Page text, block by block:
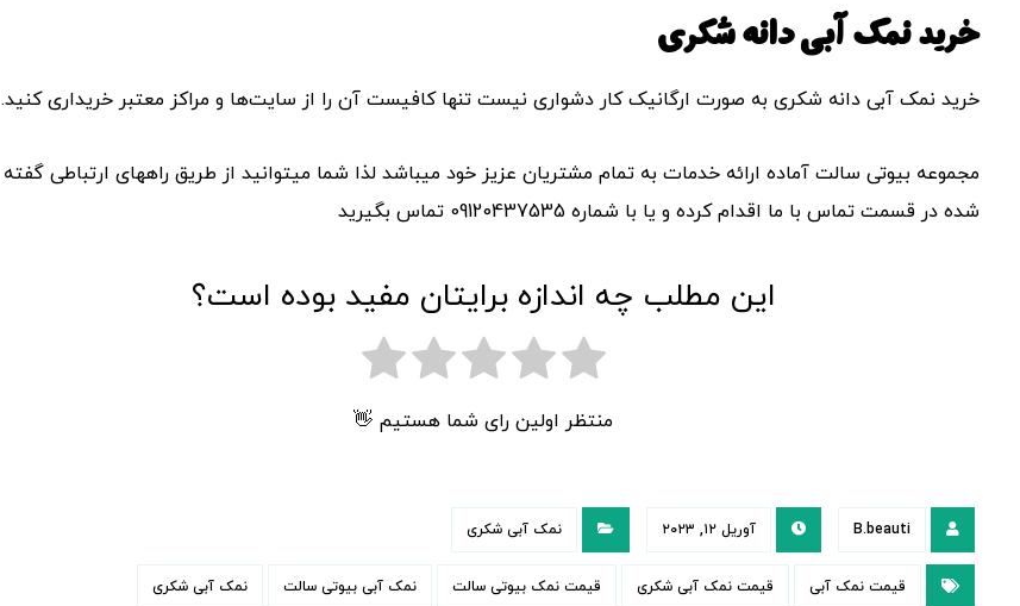
خرید نمک آبی دانه شکری
خرید نمک آبی دانه شکری به صورت ارگانیک کار دشواری نیست تنها کافیست آن را از سایت‌ها و مراکز معتبر خریداری کنید.
مجموعه بیوتی سالت آماده ارائه خدمات به تمام مشتریان عزیز خود میباشد لذا شما میتوانید از طریق راههای ارتباطی گفته
شده در قسمت تماس با ما اقدام کرده و یا با شماره 09120437535 تماس بگیرید
این مطلب چه اندازه برایتان مفید بوده است؟
منتظر اولین رای شما هستیم 👋
B.beauti آوریل ۱۲, ۲۰۲۳ نمک آبی شکری
قیمت نمک آبی قیمت نمک آبی شکری قیمت نمک بیوتی سالت نمک آبی بیوتی سالت نمک آبی شکری